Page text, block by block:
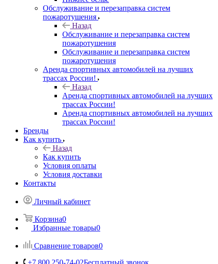
Обслуживание и перезаправка систем
пожаротушения
Назад
Обслуживание и перезаправка систем
пожаротушения
Обслуживание и перезаправка систем
пожаротушения
Аренда спортивных автомобилей на лучших
трассах России!
Назад
Аренда спортивных автомобилей на лучших
трассах России!
Аренда спортивных автомобилей на лучших
трассах России!
Бренды
Как купить
Назад
Как купить
Условия оплаты
Условия доставки
Контакты
Личный кабинет
Корзина0
Избранные товары0
Сравнение товаров0
+7 800 250-74-02Бесплатный звонок